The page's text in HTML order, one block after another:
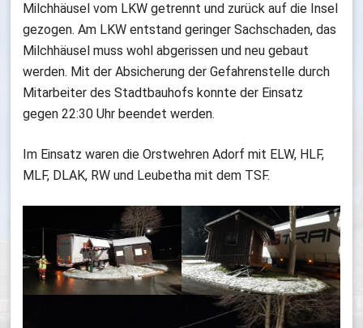
Milchhäusel vom LKW getrennt und zurück auf die Insel
gezogen. Am LKW entstand geringer Sachschaden, das
Milchhäusel muss wohl abgerissen und neu gebaut
werden. Mit der Absicherung der Gefahrenstelle durch
Mitarbeiter des Stadtbauhofs konnte der Einsatz
gegen 22:30 Uhr beendet werden.
Im Einsatz waren die Orstwehren Adorf mit ELW, HLF,
MLF, DLAK, RW und Leubetha mit dem TSF.